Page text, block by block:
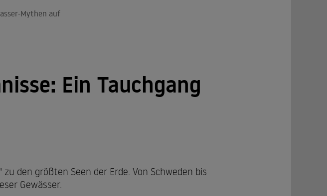
Mythen auf
Ein Tauchgang
den größten Seen der Erde. Von Schweden bis
Gewässer.